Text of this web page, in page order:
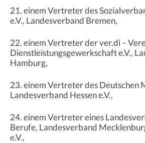
21. einem Vertreter des
e.V., Landesverband Bremen,
22. einem Vertreter der ver.di –
Dienstleistungsgewerkschaft e.V.,
Hamburg,
23. einem Vertreter des Deutschen
Landesverband Hessen e.V.,
24. einem Vertreter eines
Berufe, Landesverband
e.V.,